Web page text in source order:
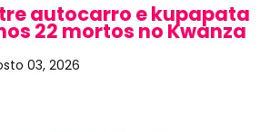
autocarro e kupapata
22 mortos no Kwanza
03, 2026